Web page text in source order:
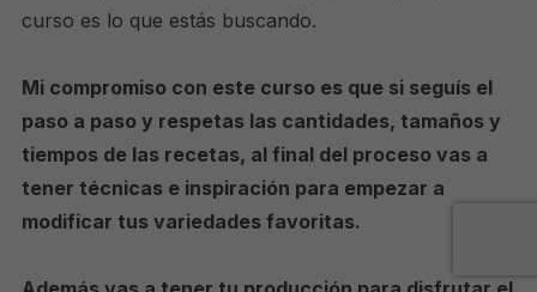
curso es lo que estás buscando.
Mi compromiso con este curso es que si seguís el
paso a pasoy respetas las cantidades, tamaños y
tiempos de las recetas, al final del proceso vas a
tener técnicas e inspiración para empezar a
modificar tus variedades favoritas.